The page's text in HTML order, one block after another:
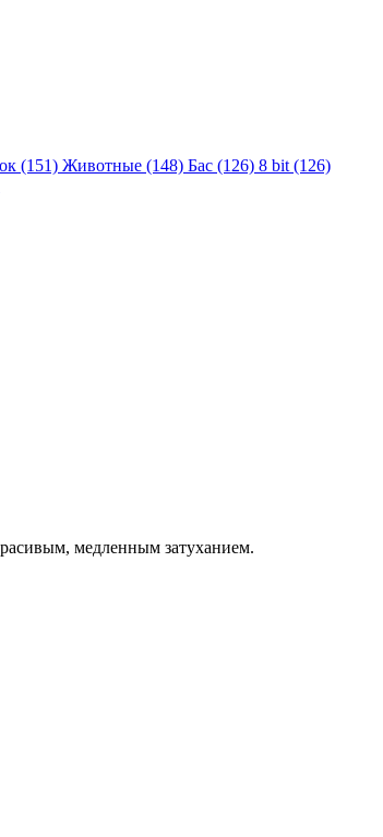
(151) Животные (148) Бас (126) 8 bit (126)
медленным затуханием.